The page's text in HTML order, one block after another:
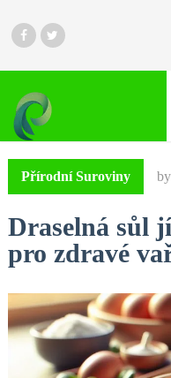
Přírodní Suroviny by
Draselná sůl
pro zdravé